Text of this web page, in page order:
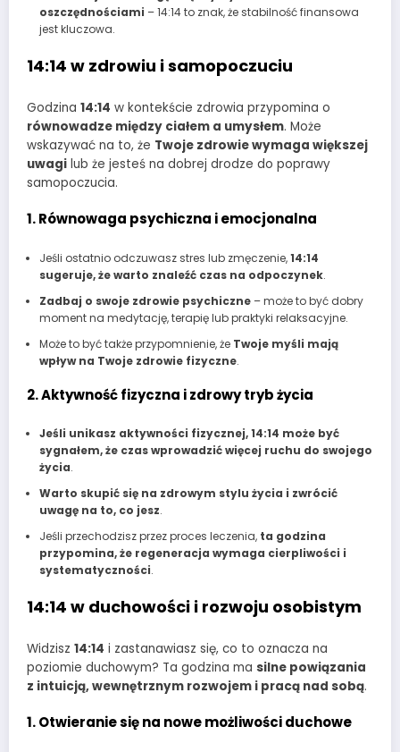
oszczędnościami – 14:14 to znak, że stabilność finansowa
jest kluczowa.
14:14 w zdrowiu i samopoczuciu
Godzina 14:14 w kontekście zdrowia przypomina o
równowadze między ciałem a umysłem. Może
wskazywać na to, że Twoje zdrowie wymaga większej
uwagi lub że jesteś na dobrej drodze do poprawy
samopoczucia.
1. Równowaga psychiczna i emocjonalna
Jeśli ostatnio odczuwasz stres lub zmęczenie,14:14
sugeruje, że warto znaleźć czas na odpoczynek.
Zadbaj o swoje zdrowie psychiczne– może to być dobry
moment na medytację, terapię lub praktyki relaksacyjne.
Może to być także przypomnienie, że Twoje myśli mają
wpływ na Twoje zdrowie fizyczne.
2. Aktywność fizyczna i zdrowy tryb życia
Jeśli unikasz aktywności fizycznej, 14:14 może być
sygnałem, że czas wprowadzić więcej ruchu do swojego
życia.
Warto skupić się na zdrowym stylu życia i zwrócić
uwagę na to, co jesz.
Jeśli przechodzisz przez proces leczenia, ta godzina
przypomina, że regeneracja wymaga cierpliwości i
systematyczności.
14:14 w duchowości i rozwoju osobistym
Widzisz 14:14 i zastanawiasz się, co to oznacza na
poziomie duchowym? Ta godzina ma silne powiązania
z intuicją, wewnętrznym rozwojem i pracą nad sobą.
1. Otwieranie się na nowe możliwości duchowe